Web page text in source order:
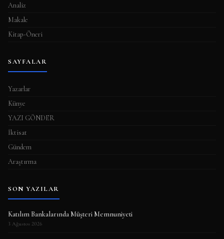
Analiz
Makale
Kitap-Öneri
SAYFALAR
Yazarlar
Künye
YAZI GÖNDER
İktisat
Gündem
Araştırma
SON YAZILAR
Katılım Bankalarında Müşteri Memnuniyeti
3 Ağustos 2026